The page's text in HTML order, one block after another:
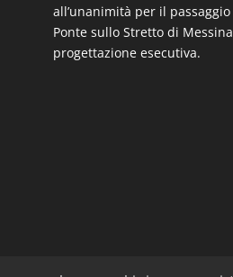
all’unanimità per il
Ponte sullo Stretto di
progettazione esecutiva.